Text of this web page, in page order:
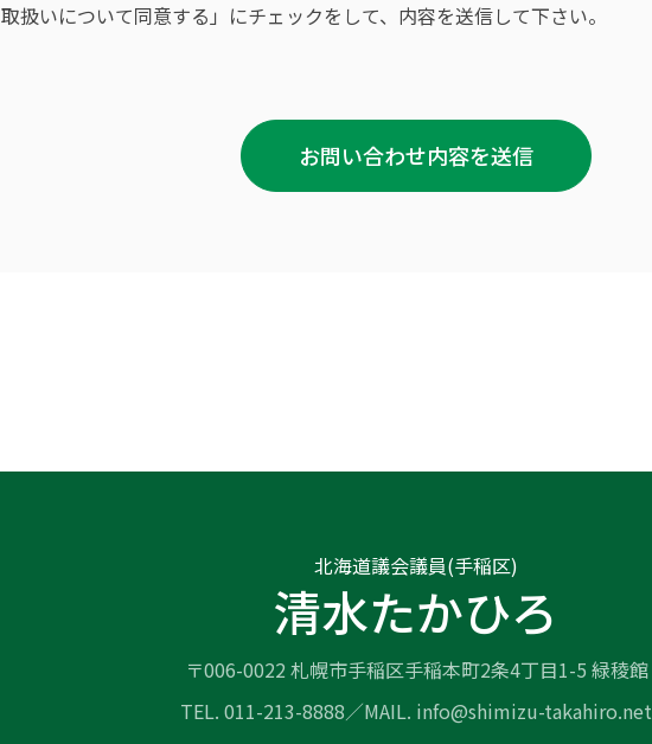
取扱いについて同意する」にチェックをして、内容を送信して下さい。
お問い合わせ内容を送信
北海道議会議員(手稲区)
清水たかひろ
〒006-0022 札幌市手稲区手稲本町2条4丁目1-5 緑稜館
TEL. 011-213-8888／MAIL. info@shimizu-takahiro.net